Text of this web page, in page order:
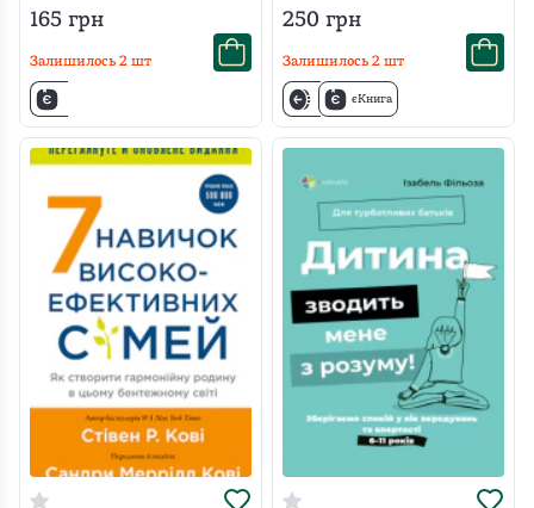
165 грн
Залишилось 2 шт
250 грн
Залишилось 2 шт
єКнига